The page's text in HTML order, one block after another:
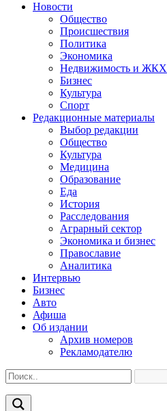
Новости
Общество
Происшествия
Политика
Экономика
Недвижимость и ЖКХ
Бизнес
Культура
Спорт
Редакционные материалы
Выбор редакции
Общество
Культура
Медицина
Образование
Еда
История
Расследования
Аграрный сектор
Экономика и бизнес
Православие
Аналитика
Интервью
Бизнес
Авто
Афиша
Об издании
Архив номеров
Рекламодателю